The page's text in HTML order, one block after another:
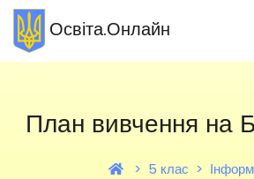
Освіта.Онлайн
План вивчення на
5 клас